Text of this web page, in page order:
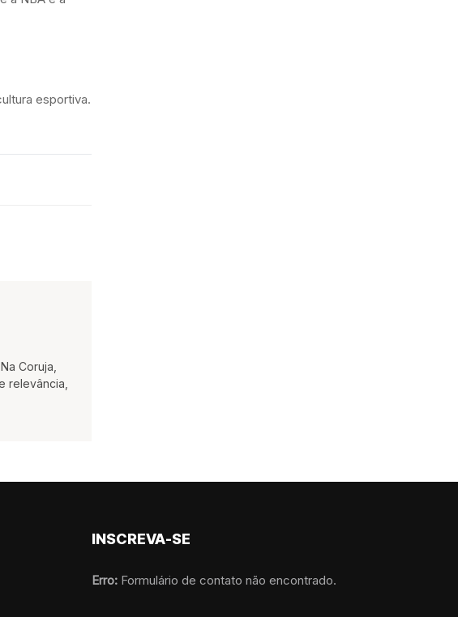
esportiva.
Coruja,
relevância,
INSCREVA-SE
Erro: Formulário de contato não encontrado.